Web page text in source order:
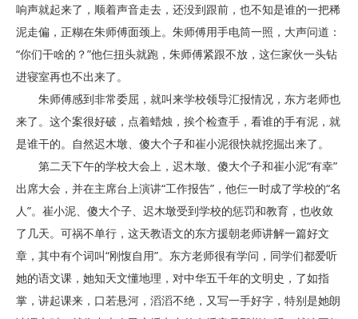
响声就起来了，顺着声音走去，还没到跟前，也不知是谁的一把稀
泥走偏，正糊在朱师傅面颈上。朱师傅用手电筒一照，大声问道：
“你们干啥的？”他仨扭头就跑，朱师傅紧跟不放，这仨家伙一头钻
进寝室再也不出来了。
朱师傅感到非常委屈，就叫来学校领导汇报情况，东方老师也
来了。这个案很好破，点着蜡烛，挨个检查手，看谁的手有泥，就
是谁干的。自然迟木墩、傻大个子和崔小泥很快就挖掘出来了。
第二天下午的学校大会上，迟木墩、傻大个子和崔小泥“有幸”
出席大会，并在主席台上演讲“工作报告”，他仨一时成了学校的“名
人”。崔小泥、傻大个子、迟木墩受到学校的惩罚和教育，也收敛
了几天。可祸不单行，这天教语文的东方援朝老师讲解一篇好文
章，其中有个词叫“刚愎自用”。东方老师很有学问，同学们都爱听
她的语文课，她知天文懂地理，对中华五千年的文明史，了如指
掌，讲起课来，口若悬河，滔滔不绝，又写一手好字，特别是她朗